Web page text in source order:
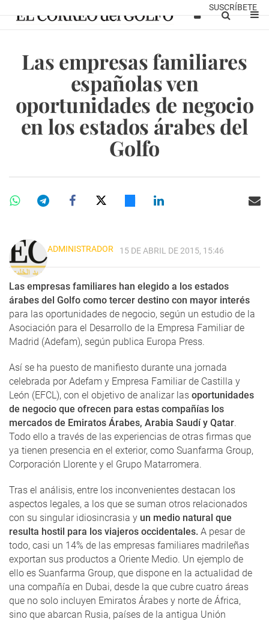
SUSCRÍBETE
Las empresas familiares
españolas ven
oportunidades de negocio
en los estados árabes del
Golfo
ADMINISTRADOR 15 DE ABRIL DE 2015, 15:46
Las empresas familiares han elegido a los estados
árabes del Golfo como tercer destino con mayor interés
para las oportunidades de negocio, según un estudio de la
Asociación para el Desarrollo de la Empresa Familiar de
Madrid (Adefam), según publica Europa Press.
Así se ha puesto de manifiesto durante una jornada
celebrada por Adefam y Empresa Familiar de Castilla y
León (EFCL), con el objetivo de analizar las oportunidades
de negocio que ofrecen para estas compañías los
mercados de Emiratos Árabes, Arabia Saudí y Qatar.
Todo ello a través de las experiencias de otras firmas que
ya tienen presencia en el exterior, como Suanfarma Group,
Corporación Llorente y el Grupo Matarromera.
Tras el análisis, entre los inconvenientes destacan los
aspectos legales, a los que se suman otros relacionados
con su singular idiosincrasia y un medio natural que
resulta hostil para los viajeros occidentales. A pesar de
todo, casi un 14% de las empresas familiares madrileñas
exportan sus productos a Oriente Medio. Un ejemplo de
ello es Suanfarma Group, que dispone en la actualidad de
una compañía en Dubai, desde la que cubre cuatro áreas
que no solo incluyen Emiratos Árabes y norte de África,
sino que abarcan Rusia, países de la antigua Unión